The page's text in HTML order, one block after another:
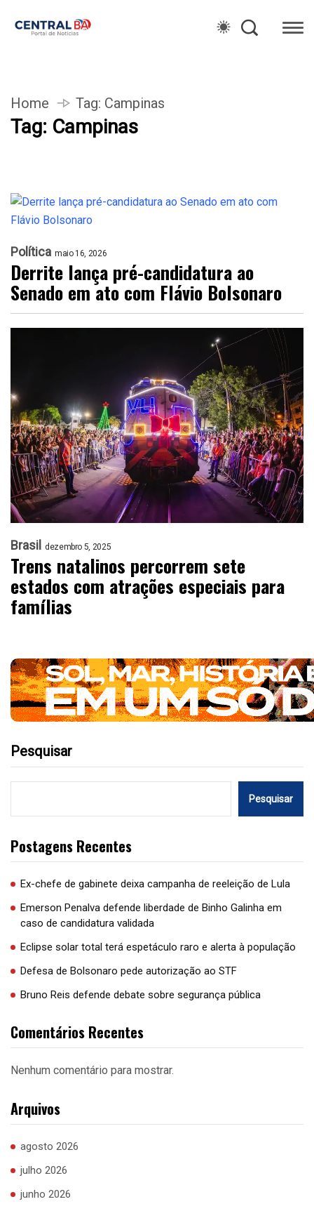
Home Tag: Campinas
Tag: Campinas
Política maio 16, 2026
Derrite lança pré-candidatura ao
Senado em ato com Flávio Bolsonaro
Brasil dezembro 5, 2025
Trens natalinos percorrem sete
estados com atrações especiais para
famílias
Pesquisar
Pesquisar
Postagens Recentes
Ex-chefe de gabinete deixa campanha de reeleição de Lula
Emerson Penalva defende liberdade de Binho Galinha em
caso de candidatura validada
Eclipse solar total terá espetáculo raro e alerta à população
Defesa de Bolsonaro pede autorização ao STF
Bruno Reis defende debate sobre segurança pública
Comentários Recentes
Nenhum comentário para mostrar.
Arquivos
agosto 2026
julho 2026
junho 2026